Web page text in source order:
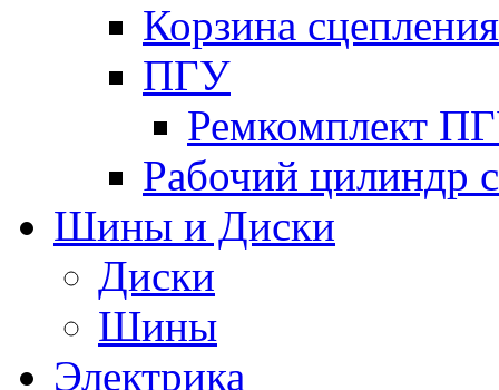
Корзина сцепления
ПГУ
Ремкомплект
Рабочий цилиндр
Шины и Диски
Диски
Шины
Электрика